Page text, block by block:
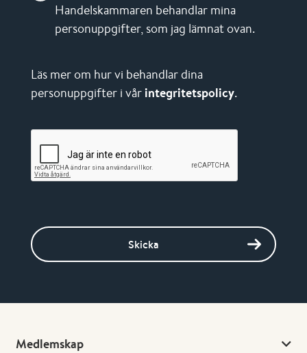
Handelskammaren behandlar mina
personuppgifter, som jag lämnat ovan.
Läs mer om hur vi behandlar dina
personuppgifter i vårintegritetspolicy.
Skicka
Medlemskap